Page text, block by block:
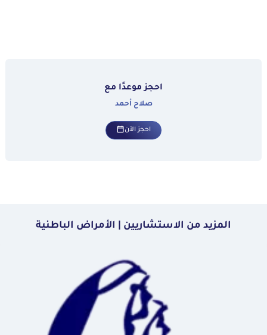
احجز موعدًا مع
صلاح أحمد
احجز الآن
المزيد من الاستشاريين | الأمراض الباطنية